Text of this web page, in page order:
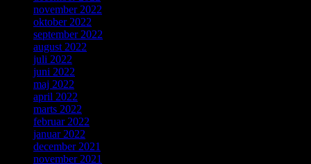
november 2022
oktober 2022
september 2022
august 2022
juli 2022
juni 2022
maj 2022
april 2022
marts 2022
februar 2022
januar 2022
december 2021
november 2021